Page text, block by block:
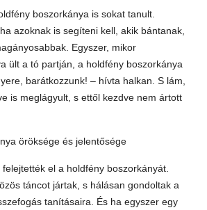
boszorkánya is sokat tanult.
azoknak is segíteni kell, akik bántanak,
Egyszer, mikor
ült a tó partján, a holdfény boszorkánya
barátkozzunk! – hívta halkan. S lám,
is meglágyult, s ettől kezdve nem ártott
öröksége és jelentősége
el a holdfény boszorkányát.
táncot jártak, s hálásan gondoltak a
tanításaira. És ha egyszer egy